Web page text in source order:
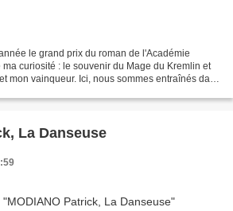
le grand prix du roman de l'Académie
curiosité : le souvenir du Mage du Kremlin et
mon vainqueur. Ici, nous sommes entraînés dans
La Danseuse